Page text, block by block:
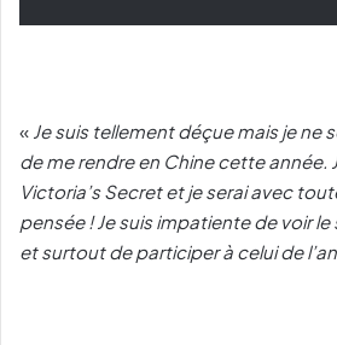
« Je suis tellement déçue mais je ne
de me rendre en Chine cette année.
Victoria’s Secret et je serai avec
pensée ! Je suis impatiente de voir
et surtout de participer à celui de